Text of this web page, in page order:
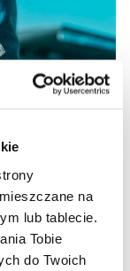
na
lub tablecie.
Tobie
do Twoich